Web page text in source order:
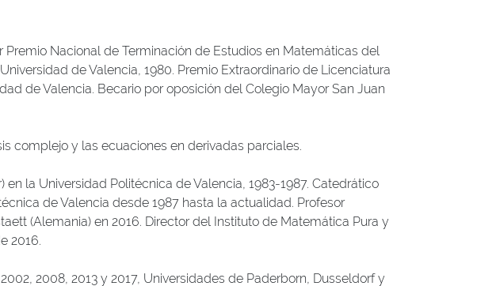
Nacional de Terminación de Estudios en Matemáticas del
de Valencia, 1980. Premio Extraordinario de Licenciatura
de Valencia. Becario por oposición del Colegio Mayor San Juan
complejo y las ecuaciones en derivadas parciales.
la Universidad Politécnica de Valencia, 1983-1987. Catedrático
de Valencia desde 1987 hasta la actualidad. Profesor
(Alemania) en 2016. Director del Instituto de Matemática Pura y
2016.
2008, 2013 y 2017, Universidades de Paderborn, Dusseldorf y